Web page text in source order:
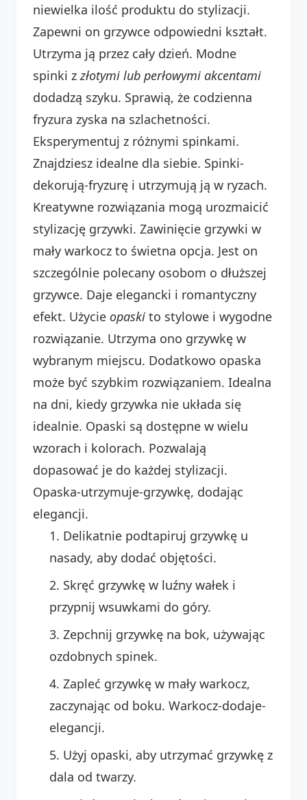
niewielka ilość produktu do stylizacji.
Zapewni on grzywce odpowiedni kształt.
Utrzyma ją przez cały dzień. Modne
spinki z złotymi lub perłowymi akcentami
dodadzą szyku. Sprawią, że codzienna
fryzura zyska na szlachetności.
Eksperymentuj z różnymi spinkami.
Znajdziesz idealne dla siebie. Spinki-
dekorują-fryzurę i utrzymują ją w ryzach.
Kreatywne rozwiązania mogą urozmaicić
stylizację grzywki. Zawinięcie grzywki w
mały warkocz to świetna opcja. Jest on
szczególnie polecany osobom o dłuższej
grzywce. Daje elegancki i romantyczny
efekt. Użycie opaski to stylowe i wygodne
rozwiązanie. Utrzyma ono grzywkę w
wybranym miejscu. Dodatkowo opaska
może być szybkim rozwiązaniem. Idealna
na dni, kiedy grzywka nie układa się
idealnie. Opaski są dostępne w wielu
wzorach i kolorach. Pozwalają
dopasować je do każdej stylizacji.
Opaska-utrzymuje-grzywkę, dodając
elegancji.
Delikatnie podtapiruj grzywkę u
nasady, aby dodać objętości.
Skręć grzywkę w luźny wałek i
przypnij wsuwkami do góry.
Zepchnij grzywkę na bok, używając
ozdobnych spinek.
Zapleć grzywkę w mały warkocz,
zaczynając od boku. Warkocz-dodaje-
elegancji.
Użyj opaski, aby utrzymać grzywkę z
dala od twarzy.